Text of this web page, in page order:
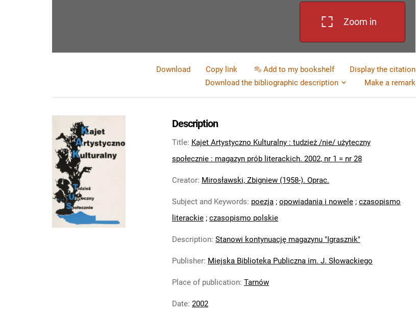
Zoom in
Download Copy link Add to my bookshelf
Display the citation
Download the bibliographic description
Make a remark
Description
Title: Kajet Artystyczno Kulturalny : tudzież /nie/ użyteczny
społecznie : magazyn prób literackich. 2002, nr 1 = nr 28
Creator: Mirosławski, Zbigniew (1958-). Oprac.
Subject and Keywords: poezja ; opowiadania i nowele ; czasopismo
literackie ; czasopismo polskie
Description: Stanowi kontynuację magazynu "Igrasznik"
Publisher: Miejska Biblioteka Publiczna im. J. Słowackiego
Place of publication: Tarnów
Date: 2002